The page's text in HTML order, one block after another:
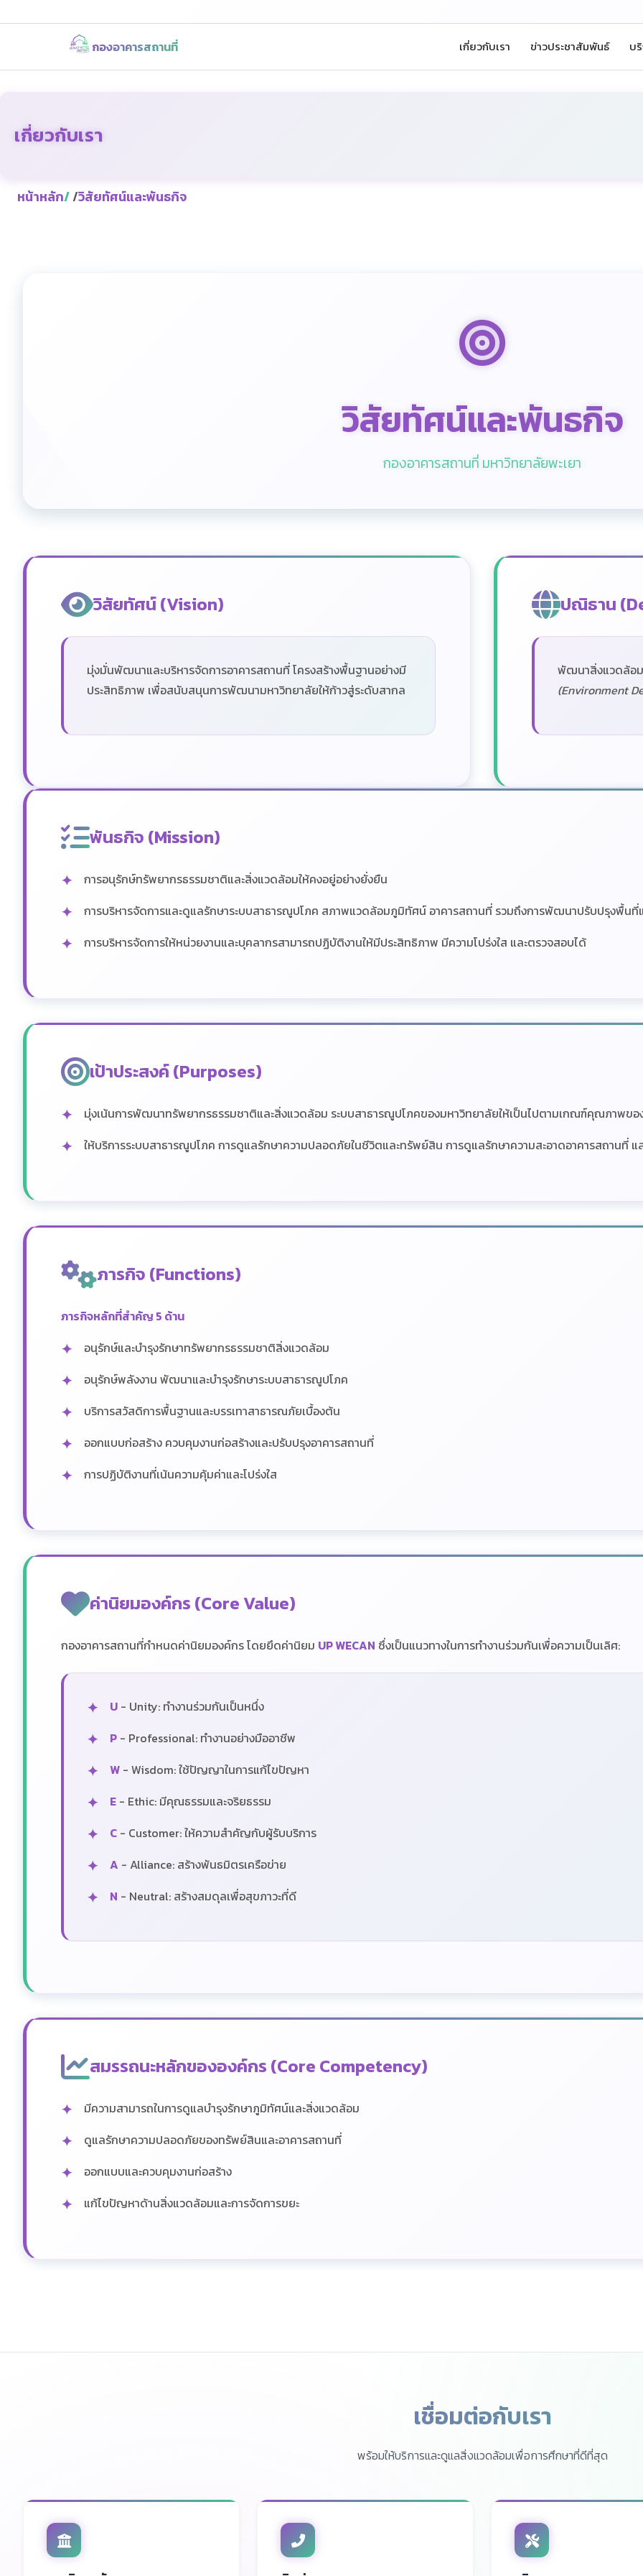
กองอาคารสถานที่ เกี่ยวกับเรา ข่าวประชาสัมพันธ์ บ
เกี่ยวกับเรา
หน้าหลัก /วิสัยทัศน์และพันธกิจ
วิสัยทัศน์และพันธกิจ
กองอาคารสถานที่ มหาวิทยาลัยพะเยา
วิสัยทัศน์ (Vision)
มุ่งมั่นพัฒนาและบริหารจัดการอาคารสถานที่ โครงสร้างพื้นฐานอย่างมี
ประสิทธิภาพ เพื่อสนับสนุนการพัฒนามหาวิทยาลัยให้ก้าวสู่ระดับสากล
ปณิธาน
พัฒนาสิ่งแวดล้อม
(Environment
พันธกิจ (Mission)
การอนุรักษ์ทรัพยากรธรรมชาติและสิ่งแวดล้อมให้คงอยู่อย่างยั่งยืน
การบริหารจัดการและดูแลรักษาระบบสาธารณูปโภค สภาพแวดล้อมภูมิทัศน์ อาคารสถานที่ รวมถึงการพัฒนาปรับปรุงพื้นที่
การบริหารจัดการให้หน่วยงานและบุคลากรสามารถปฏิบัติงานให้มีประสิทธิภาพ มีความโปร่งใส และตรวจสอบได้
เป้าประสงค์ (Purposes)
มุ่งเน้นการพัฒนาทรัพยากรธรรมชาติและสิ่งแวดล้อม ระบบสาธารณูปโภคของมหาวิทยาลัยให้เป็นไปตามเกณฑ์คุณภาพขอ
ให้บริการระบบสาธารณูปโภค การดูแลรักษาความปลอดภัยในชีวิตและทรัพย์สิน การดูแลรักษาความสะอาดอาคารสถานที่ แ
ภารกิจ (Functions)
ภารกิจหลักที่สำคัญ 5 ด้าน
อนุรักษ์และบำรุงรักษาทรัพยากรธรรมชาติสิ่งแวดล้อม
อนุรักษ์พลังงาน พัฒนาและบำรุงรักษาระบบสาธารณูปโภค
บริการสวัสดิการพื้นฐานและบรรเทาสาธารณภัยเบื้องต้น
ออกแบบก่อสร้าง ควบคุมงานก่อสร้างและปรับปรุงอาคารสถานที่
การปฏิบัติงานที่เน้นความคุ้มค่าและโปร่งใส
ค่านิยมองค์กร (Core Value)
กองอาคารสถานที่กำหนดค่านิยมองค์กร โดยยึดค่านิยม UP WECAN ซึ่งเป็นแนวทางในการทำงานร่วมกันเพื่อความเป็นเลิศ:
U - Unity: ทำงานร่วมกันเป็นหนึ่ง
P - Professional: ทำงานอย่างมืออาชีพ
W - Wisdom: ใช้ปัญญาในการแก้ไขปัญหา
E - Ethic: มีคุณธรรมและจริยธรรม
C - Customer: ให้ความสำคัญกับผู้รับบริการ
A - Alliance: สร้างพันธมิตรเครือข่าย
N - Neutral: สร้างสมดุลเพื่อสุขภาวะที่ดี
สมรรถนะหลักขององค์กร (Core Competency)
มีความสามารถในการดูแลบำรุงรักษาภูมิทัศน์และสิ่งแวดล้อม
ดูแลรักษาความปลอดภัยของทรัพย์สินและอาคารสถานที่
ออกแบบและควบคุมงานก่อสร้าง
แก้ไขปัญหาด้านสิ่งแวดล้อมและการจัดการขยะ
เชื่อมต่อกับเรา
พร้อมให้บริการและดูแลสิ่งแวดล้อมเพื่อการศึกษาที่ดีที่สุด